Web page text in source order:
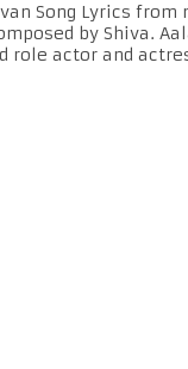
Song Lyrics
by Shiva.
actor and